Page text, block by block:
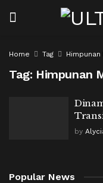
Home Tag
Tag: Himpunan
by
Popular News